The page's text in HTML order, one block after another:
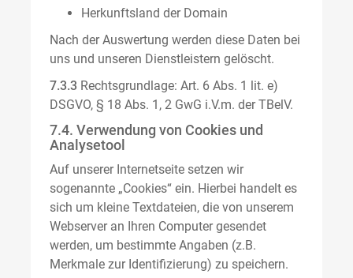
Herkunftsland der Domain
Nach der Auswertung werden diese Daten bei
uns und unseren Dienstleistern gelöscht.
7.3.3 Rechtsgrundlage: Art. 6 Abs. 1 lit. e)
DSGVO, § 18 Abs. 1, 2 GwG i.V.m. der TBelV.
7.4. Verwendung von Cookies und
Analysetool
Auf unserer Internetseite setzen wir
sogenannte „Cookies“ ein. Hierbei handelt es
sich um kleine Textdateien, die von unserem
Webserver an Ihren Computer gesendet
werden, um bestimmte Angaben (z.B.
Merkmale zur Identifizierung) zu speichern.